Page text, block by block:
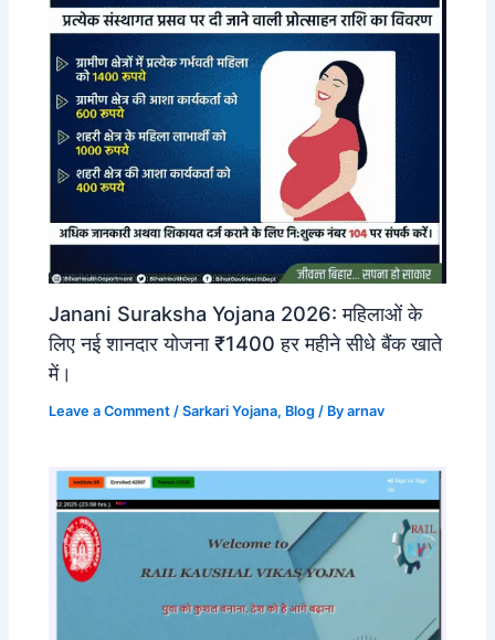
Janani Suraksha Yojana 2026: महिलाओं के
लिए नई शानदार योजना ₹1400 हर महीने सीधे बैंक खाते
में।
Leave a Comment /Sarkari Yojana, Blog / Byarnav